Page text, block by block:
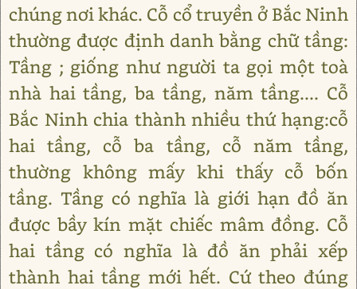
chúng nơi khác. Cỗ cổ truyền ở Bắc Ninh
thường được định danh bằng chữ tầng:
Tầng ; giống như người ta gọi một toà
nhà hai tầng, ba tầng, năm tầng.... Cỗ
Bắc Ninh chia thành nhiều thứ hạng:cỗ
hai tầng, cỗ ba tầng, cỗ năm tầng,
thường không mấy khi thấy cỗ bốn
tầng. Tầng có nghĩa là giới hạn đồ ăn
được bầy kín mặt chiếc mâm đồng. Cỗ
hai tầng có nghĩa là đồ ăn phải xếp
thành hai tầng mới hết. Cứ theo đúng